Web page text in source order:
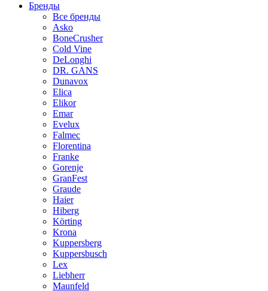
Бренды
Все бренды
Asko
BoneCrusher
Cold Vine
DeLonghi
DR. GANS
Dunavox
Elica
Elikor
Emar
Evelux
Falmec
Florentina
Franke
Gorenje
GranFest
Graude
Haier
Hiberg
Körting
Krona
Kuppersberg
Kuppersbusch
Lex
Liebherr
Maunfeld